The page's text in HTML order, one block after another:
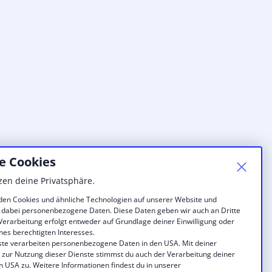
Cookies
deine Privatsphäre.
Cookies und ähnliche Technologien auf unserer Website und
personenbezogene Daten. Diese Daten geben wir auch an Dritte
erfolgt entweder auf Grundlage deiner Einwilligung oder
berechtigten Interesses.
verarbeiten personenbezogene Daten in den USA. Mit deiner
zur Nutzung dieser Dienste stimmst du auch der Verarbeitung deiner
USA zu. Weitere Informationen findest du in unserer